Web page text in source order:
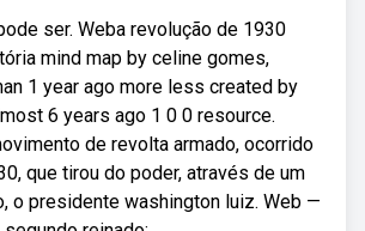
ser. Weba revolução de 1930
mind map by celine gomes,
1 year ago more less created by
6 years ago 1 0 0 resource.
de revolta armado, ocorrido
que tirou do poder, através de um
o presidente washington luiz. Web —